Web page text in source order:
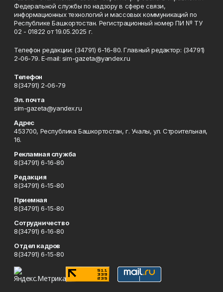
Федеральной службы по надзору в сфере связи,
информационных технологий и массовых коммуникаций по
Республике Башкортостан. Регистрационный номер ПИ № ТУ
02 - 01822 от 19.05.2025 г.
Телефон редакции: (34791) 6-16-80. Главный редактор: (34791)
2-06-79. Е-mаil: sim-gazeta@yandex.ru
Телефон
8(34791) 2-06-79
Эл. почта
sim-gazeta@yandex.ru
Адрес
453700, Республика Башкортостан, г. Учалы, ул. Строительная,
16.
Рекламная служба
8(34791) 6-16-80
Редакция
8(34791) 6-15-80
Приемная
8(34791) 6-15-80
Сотрудничество
8(34791) 6-16-80
Отдел кадров
8(34791) 6-15-80